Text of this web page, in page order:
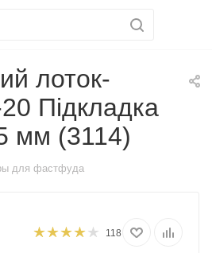
лоток-
Підкладка
мм (3114)
для фастфуда
118